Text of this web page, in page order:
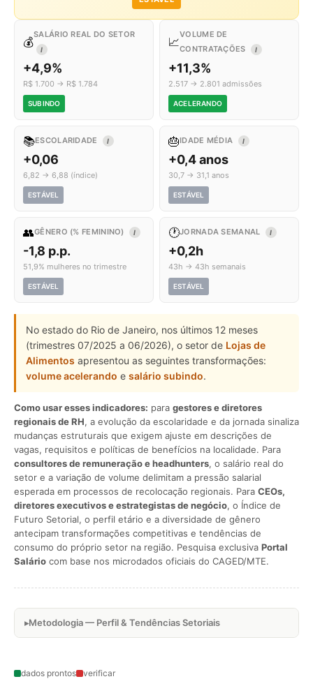
💰
SALÁRIO REAL DO SETOR
I
+4,9%
R$ 1.700 → R$ 1.784
SUBINDO
📈
VOLUME DE
CONTRATAÇÕES
I
+11,3%
2.517 → 2.801 admissões
ACELERANDO
📚ESCOLARIDADE I
+0,06
6,82 → 6,88 (índice)
ESTÁVEL
🎂IDADE MÉDIA I
+0,4 anos
30,7 → 31,1 anos
ESTÁVEL
👥GÊNERO (% FEMININO) I
-1,8 p.p.
51,9% mulheres no trimestre
ESTÁVEL
🕐JORNADA SEMANAL I
+0,2h
43h → 43h semanais
ESTÁVEL
No estado do Rio de Janeiro, nos últimos 12 meses
(trimestres 07/2025 a 06/2026), o setor de Lojas de
Alimentos apresentou as seguintes transformações:
volume acelerando e salário subindo.
Como usar esses indicadores: para gestores e diretores
regionais de RH, a evolução da escolaridade e da jornada sinaliza
mudanças estruturais que exigem ajuste em descrições de
vagas, requisitos e políticas de benefícios na localidade. Para
consultores de remuneração e headhunters, o salário real do
setor e a variação de volume delimitam a pressão salarial
esperada em processos de recolocação regionais. Para CEOs,
diretores executivos e estrategistas de negócio, o Índice de
Futuro Setorial, o perfil etário e a diversidade de gênero
antecipam transformações competitivas e tendências de
consumo do próprio setor na região. Pesquisa exclusiva Portal
Salário com base nos microdados oficiais do CAGED/MTE.
Metodologia — Perfil & Tendências Setoriais
dados prontos verificar